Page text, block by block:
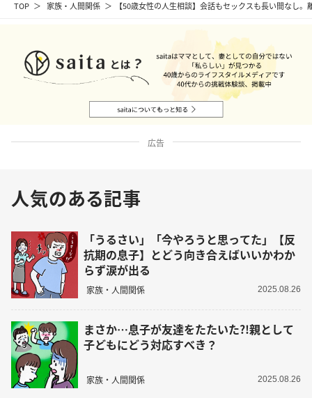
TOP 家族・人間関係 【50歳女性の人生相談】会話もセックスも長い間なし
広告
人気のある記事
「うるさい」「今やろうと思ってた」【反
抗期の息子】とどう向き合えばいいかわか
らず涙が出る
家族・人間関係 2025.08.26
まさか…息子が友達をたたいた?!親として
子どもにどう対応すべき？
家族・人間関係 2025.08.26